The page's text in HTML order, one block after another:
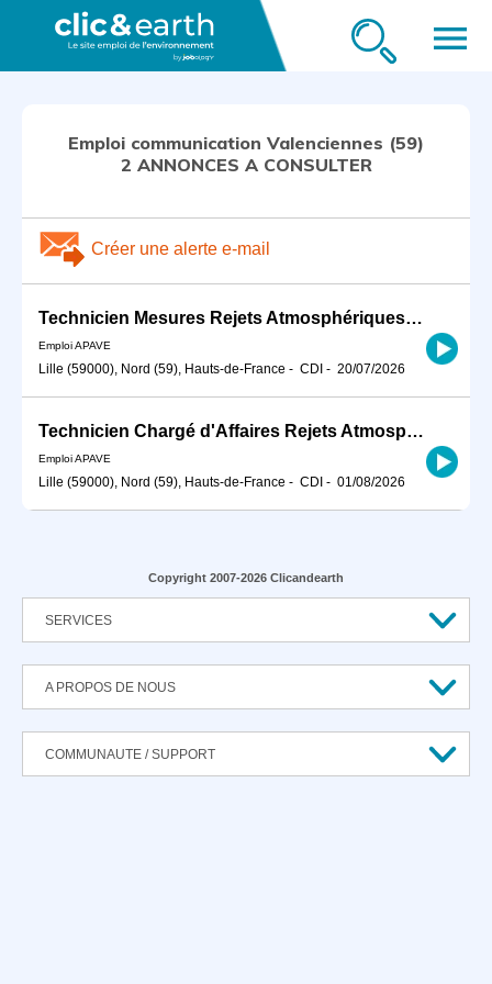
menu
Emploi communication Valenciennes (59)
2 ANNONCES A CONSULTER
Créer une alerte e-mail
Technicien Mesures Rejets Atmosphériques H/F
Emploi APAVE
Lille (59000), Nord (59), Hauts-de-France - CDI - 20/07/2026
Technicien Chargé d'Affaires Rejets Atmosphériques H/F
Emploi APAVE
Lille (59000), Nord (59), Hauts-de-France - CDI - 01/08/2026
Copyright 2007-2026 Clicandearth
SERVICES
A PROPOS DE NOUS
COMMUNAUTE / SUPPORT